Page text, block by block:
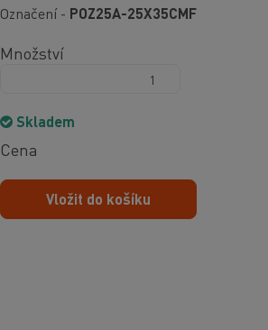
Označení - POZ25A-25X35CMF
Množství
Skladem
Cena
Vložit do košíku